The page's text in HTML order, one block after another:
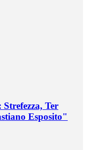
Ter
Esposito"